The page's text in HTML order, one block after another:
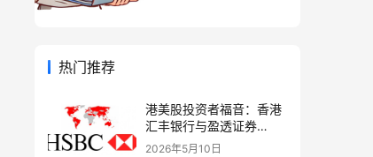
热门推荐
港美股投资者福音：香港
汇丰银行与盈透证券
（IBKR）绑定入金全流
2026年5月10日